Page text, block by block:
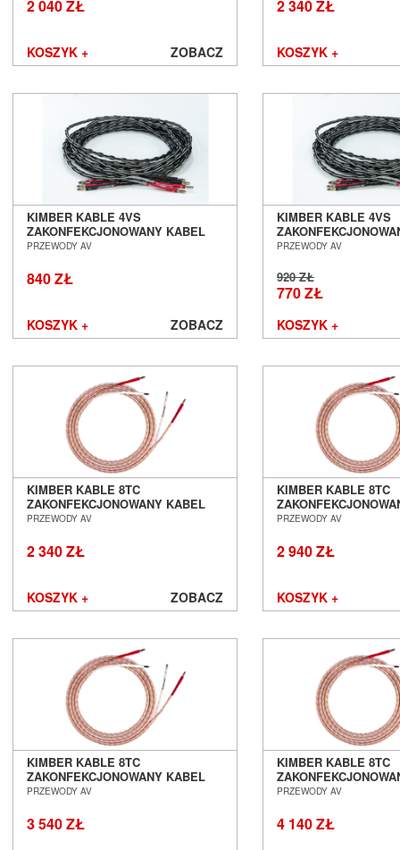
2 040 ZŁ
KOSZYK + ZOBACZ
2 340 ZŁ
KOSZYK +
KIMBER KABLE 4VS
ZAKONFEKCJONOWANY KABEL
GŁOŚNIKOWY 2 X 1,5M SALON
PRZEWODY AV
840 ZŁ
KOSZYK + ZOBACZ
KIMBER KABLE 4VS
GŁOŚNIKOWY 2 X
PRZEWODY AV
920 ZŁ
770 ZŁ
KOSZYK +
KIMBER KABLE 8TC
ZAKONFEKCJONOWANY KABEL
GŁOŚNIKOWY 2 X 1,5M SALON
PRZEWODY AV
2 340 ZŁ
KOSZYK + ZOBACZ
KIMBER KABLE 8TC
GŁOŚNIKOWY 2 X
PRZEWODY AV
2 940 ZŁ
KOSZYK +
KIMBER KABLE 8TC
ZAKONFEKCJONOWANY KABEL
GŁOŚNIKOWY 2 X 2,5M SALON
PRZEWODY AV
3 540 ZŁ
KIMBER KABLE 8TC
GŁOŚNIKOWY 2 X
PRZEWODY AV
4 140 ZŁ